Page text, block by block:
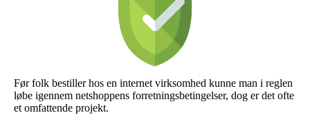
Før folk bestiller hos en internet virksomhed kunne man i reglen
løbe igennem netshoppens forretningsbetingelser, dog er det ofte
et omfattende projekt.